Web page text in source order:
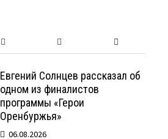
Евгений Солнцев рассказал об
одном из финалистов
программы «Герои
Оренбуржья»
06.08.2026